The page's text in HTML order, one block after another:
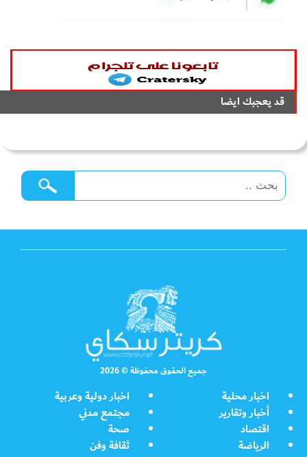
قد يعجبك ايضا
جميع الحقوق محفوظة © 2026
اخبار محلية
اخبار دولية وعربية
أخبار وتقارير
مجتمع مدني
اقتصاد
صحة
الرياضة
ثقافة وفن